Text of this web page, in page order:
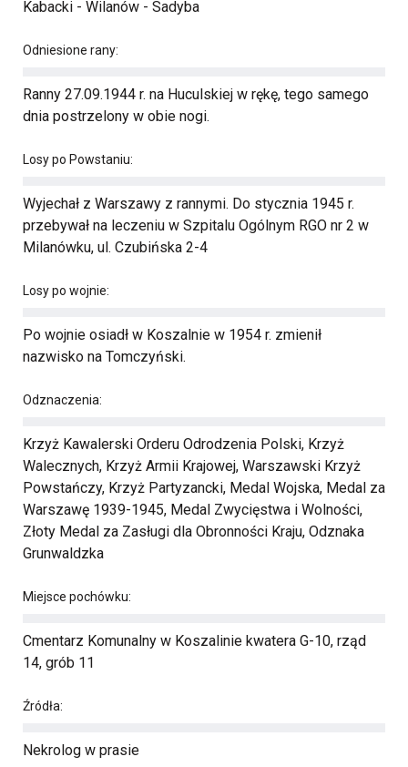
Kabacki - Wilanów - Sadyba
Odniesione rany:
Ranny 27.09.1944 r. na Huculskiej w rękę, tego samego
dnia postrzelony w obie nogi.
Losy po Powstaniu:
Wyjechał z Warszawy z rannymi. Do stycznia 1945 r.
przebywał na leczeniu w Szpitalu Ogólnym RGO nr 2 w
Milanówku, ul. Czubińska 2-4
Losy po wojnie:
Po wojnie osiadł w Koszalnie w 1954 r. zmienił
nazwisko na Tomczyński.
Odznaczenia:
Krzyż Kawalerski Orderu Odrodzenia Polski, Krzyż
Walecznych, Krzyż Armii Krajowej, Warszawski Krzyż
Powstańczy, Krzyż Partyzancki, Medal Wojska, Medal za
Warszawę 1939-1945, Medal Zwycięstwa i Wolności,
Złoty Medal za Zasługi dla Obronności Kraju, Odznaka
Grunwaldzka
Miejsce pochówku:
Cmentarz Komunalny w Koszalinie kwatera G-10, rząd
14, grób 11
Źródła:
Nekrolog w prasie